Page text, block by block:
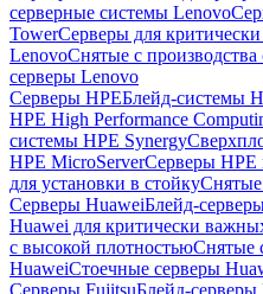
серверные системы Lenovo
TowerСерверы для
LenovoСнятые с
серверы Lenovo
Серверы HPEБлейд-системы
HPE High Performance
системы HPE Synergy
HPE MicroServerСерверы HPE
для установки в стойкуСнятые
Серверы HuaweiБлейд-
Huawei для критически
с высокой плотностьюСнятые
HuaweiСтоечные серверы
Серверы FujitsuБлейд-серверы